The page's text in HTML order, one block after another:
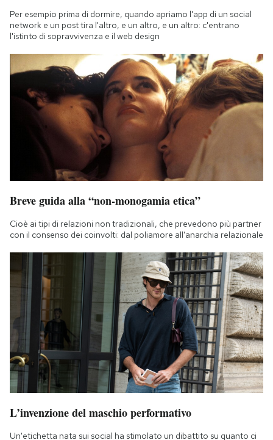
Per esempio prima di dormire, quando apriamo l'app di un social
network e un post tira l'altro, e un altro, e un altro: c'entrano
l'istinto di sopravvivenza e il web design
Breve guida alla “non-monogamia etica”
Cioè ai tipi di relazioni non tradizionali, che prevedono più partner
con il consenso dei coinvolti: dal poliamore all'anarchia relazionale
L’invenzione del maschio performativo
Un'etichetta nata sui social ha stimolato un dibattito su quanto ci